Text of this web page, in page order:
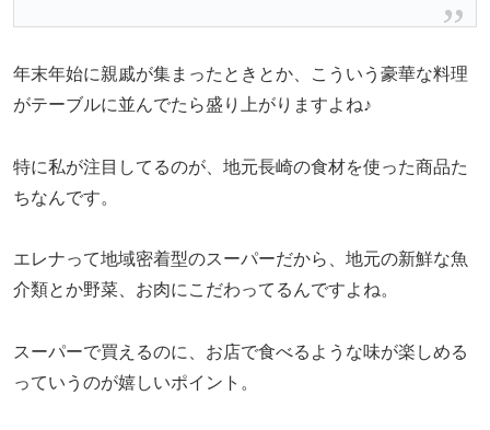
年末年始に親戚が集まったときとか、こういう豪華な料理
がテーブルに並んでたら盛り上がりますよね♪
特に私が注目してるのが、地元長崎の食材を使った商品た
ちなんです。
エレナって地域密着型のスーパーだから、地元の新鮮な魚
介類とか野菜、お肉にこだわってるんですよね。
スーパーで買えるのに、お店で食べるような味が楽しめる
っていうのが嬉しいポイント。